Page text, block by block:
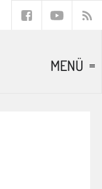
MENÜ